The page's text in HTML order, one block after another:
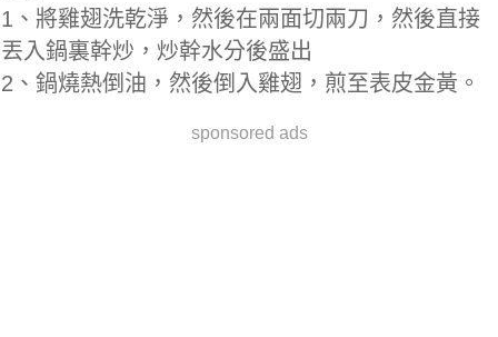
1、將雞翅洗乾淨，然後在兩面切兩刀，然後直接
丟入鍋裏幹炒，炒幹水分後盛出
2、鍋燒熱倒油，然後倒入雞翅，煎至表皮金黃。
sponsored ads